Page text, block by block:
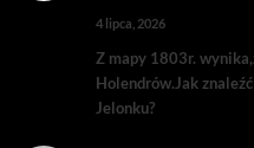
4 lipca, 2026
Z mapy 1803r.
Holendrów.Jak
Jelonku?